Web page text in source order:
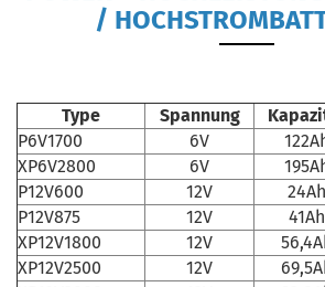
/
Type Spannung
P6V1700
6V
XP6V2800
6V
P12V600
12V 24Ah
P12V875
12V 41Ah
XP12V1800
12V
XP12V2500
12V